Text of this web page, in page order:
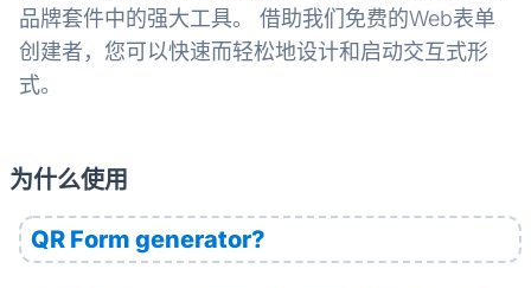
品牌套件中的强大工具。 借助我们免费的Web表单
创建者，您可以快速而轻松地设计和启动交互式形
式。
为什么使用
QR Form generator?